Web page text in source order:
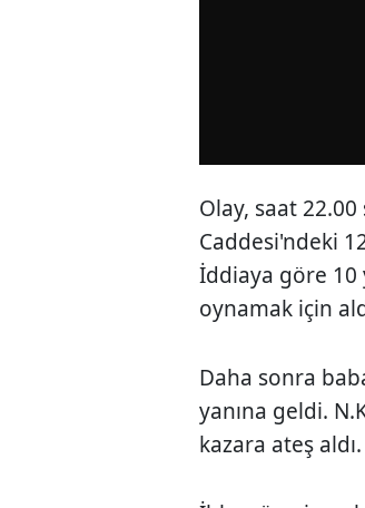
Olay, saat
Caddesi'ndeki
İddiaya göre 10
oynamak için
Daha sonra
yanına geldi.
kazara ateş